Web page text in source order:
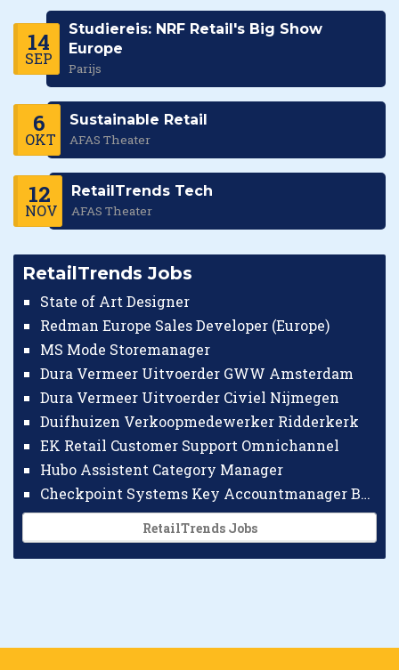
14
SEP
Studiereis: NRF Retail's Big Show
Europe
Parijs
6
OKT
Sustainable Retail
AFAS Theater
12
NOV
RetailTrends Tech
AFAS Theater
RetailTrends Jobs
State of Art Designer
Redman Europe Sales Developer (Europe)
MS Mode Storemanager
Dura Vermeer Uitvoerder GWW Amsterdam
Dura Vermeer Uitvoerder Civiel Nijmegen
Duifhuizen Verkoopmedewerker Ridderkerk
EK Retail Customer Support Omnichannel
Hubo Assistent Category Manager
Checkpoint Systems Key Accountmanager Benelux
RetailTrends Jobs